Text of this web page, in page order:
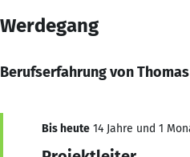
Werdegang
Berufserfahrung von
Bis heute 14 Jahre und 1